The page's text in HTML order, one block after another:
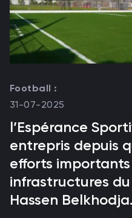
Football :
31-07-2025
l’Espérance
entrepris depuis
efforts
infrastructures
Hassen Belkhodja.